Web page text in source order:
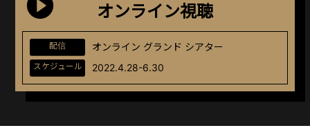
オンライン視聴
配信 オンライン グランド シアター
スケジュール 2022.4.28-6.30